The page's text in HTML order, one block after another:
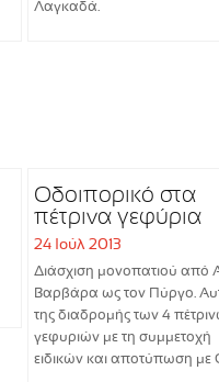
Λαγκαδά.
Οδοιπορικό στα
πέτρινα γεφύρια
24 Ιούλ 2013
Διάσχιση μονοπατιού από
Βαρβάρα ως τον Πύργο.
της διαδρομής των 4
γεφυριών με τη συμμετοχή
ειδικών και αποτύπωση με